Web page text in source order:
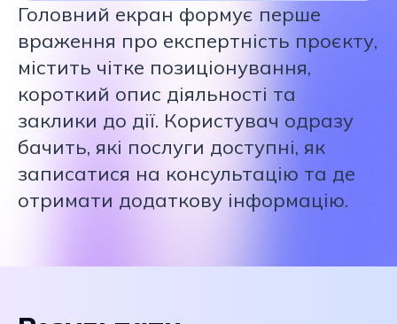
Головний екран формує перше
враження про експертність проєкту,
містить чітке позиціонування,
короткий опис діяльності та
заклики до дії. Користувач одразу
бачить, які послуги доступні, як
записатися на консультацію та де
отримати додаткову інформацію.